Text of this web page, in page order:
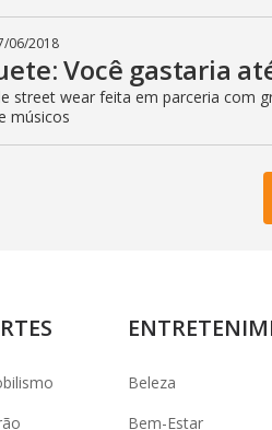
06/2018
Você gastaria
street wear feita em parceria com
músicos
Beleza
Bem-Estar